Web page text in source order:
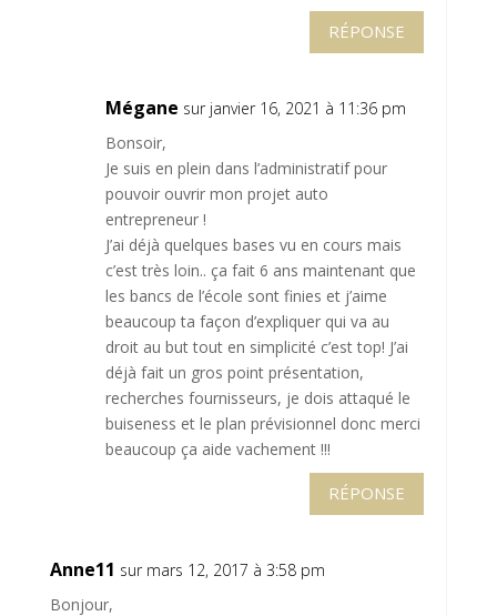
RÉPONSE
Mégane sur janvier 16, 2021 à 11:36 pm
Bonsoir,
Je suis en plein dans l’administratif pour
pouvoir ouvrir mon projet auto
entrepreneur !
J’ai déjà quelques bases vu en cours mais
c’est très loin.. ça fait 6 ans maintenant que
les bancs de l’école sont finies et j’aime
beaucoup ta façon d’expliquer qui va au
droit au but tout en simplicité c’est top! J’ai
déjà fait un gros point présentation,
recherches fournisseurs, je dois attaqué le
buiseness et le plan prévisionnel donc merci
beaucoup ça aide vachement !!!
RÉPONSE
Anne11 sur mars 12, 2017 à 3:58 pm
Bonjour,